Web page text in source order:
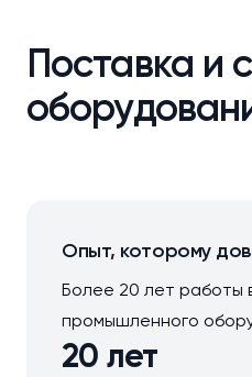
Поставка и
20 лет
Опыт, которому
Более 20 лет работы
промышленного